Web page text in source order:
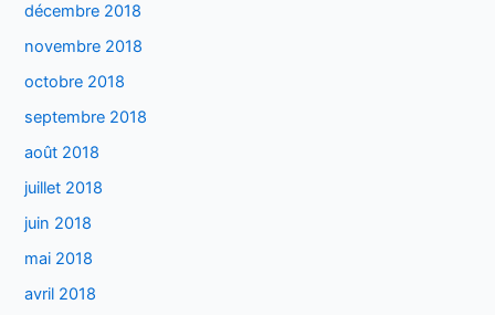
décembre 2018
novembre 2018
octobre 2018
septembre 2018
août 2018
juillet 2018
juin 2018
mai 2018
avril 2018